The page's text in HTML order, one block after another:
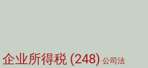
企业所得税 (248) 公司法